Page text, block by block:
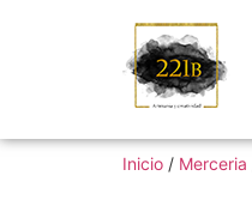
Inicio / Merceria